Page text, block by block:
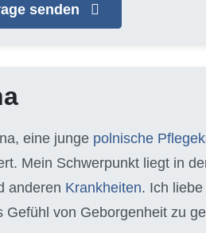
senden
eine junge polnische
Mein Schwerpunkt liegt in
anderen Krankheiten. Ich
Gefühl von Geborgenheit zu